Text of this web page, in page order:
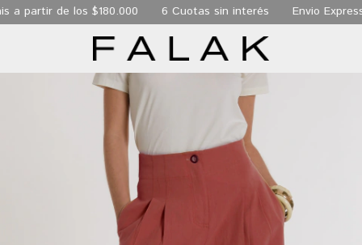
partir de los $180.000 6 Cuotas sin interés Envio Express